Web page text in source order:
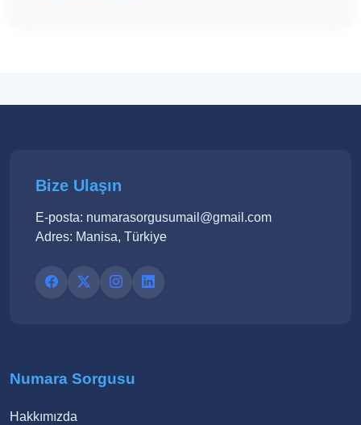
Bize Ulaşın
E-posta: numarasorgusumail@gmail.com
Adres: Manisa, Türkiye
Numara Sorgusu
Hakkımızda